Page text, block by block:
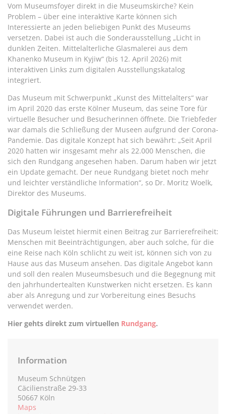
Vom Museumsfoyer direkt in die Museumskirche? Kein
Problem – über eine interaktive Karte können sich
Interessierte an jeden beliebigen Punkt des Museums
versetzen. Dabei ist auch die Sonderausstellung „Licht in
dunklen Zeiten. Mittelalterliche Glasmalerei aus dem
Khanenko Museum in Kyjiw“ (bis 12. April 2026) mit
interaktiven Links zum digitalen Ausstellungskatalog
integriert.
Das Museum mit Schwerpunkt „Kunst des Mittelalters“ war
im April 2020 das erste Kölner Museum, das seine Tore für
virtuelle Besucher und Besucherinnen öffnete. Die Triebfeder
war damals die Schließung der Museen aufgrund der Corona-
Pandemie. Das digitale Konzept hat sich bewährt: „Seit April
2020 hatten wir insgesamt mehr als 22.000 Menschen, die
sich den Rundgang angesehen haben. Darum haben wir jetzt
ein Update gemacht. Der neue Rundgang bietet noch mehr
und leichter verständliche Information“, so Dr. Moritz Woelk,
Direktor des Museums.
Digitale Führungen und Barrierefreiheit
Das Museum leistet hiermit einen Beitrag zur Barrierefreiheit:
Menschen mit Beeinträchtigungen, aber auch solche, für die
eine Reise nach Köln schlicht zu weit ist, können sich von zu
Hause aus das Museum ansehen. Das digitale Angebot kann
und soll den realen Museumsbesuch und die Begegnung mit
den jahrhundertealten Kunstwerken nicht ersetzen. Es kann
aber als Anregung und zur Vorbereitung eines Besuchs
verwendet werden.
Hier gehts direkt zum virtuellen Rundgang.
Information
Museum Schnütgen
Cäcilienstraße 29-33
50667 Köln
Maps